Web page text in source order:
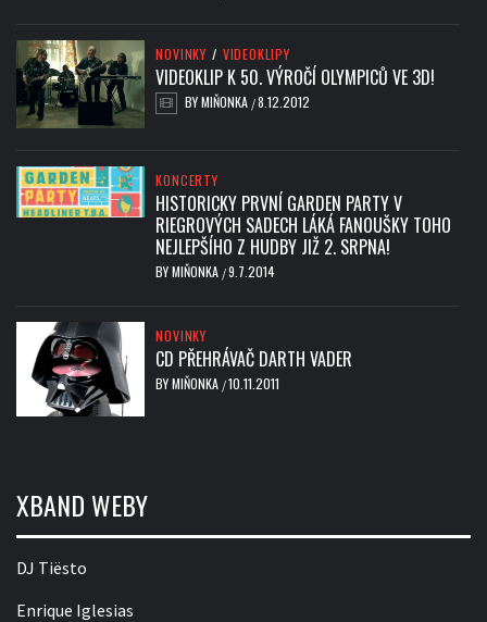
NOVINKY / VIDEOKLIPY
VIDEOKLIP K 50. VÝROČÍ OLYMPICŮ VE 3D!
BYMIŇONKA /8.12.2012
KONCERTY
HISTORICKY PRVNÍ GARDEN PARTY V
RIEGROVÝCH SADECH LÁKÁ FANOUŠKY TOHO
NEJLEPŠÍHO Z HUDBY JIŽ 2. SRPNA!
BYMIŇONKA /9.7.2014
NOVINKY
CD PŘEHRÁVAČ DARTH VADER
BYMIŇONKA /10.11.2011
XBAND WEBY
DJ Tiësto
Enrique Iglesias